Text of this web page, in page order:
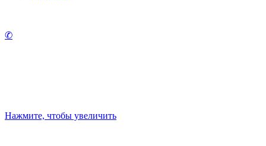
✆
Нажмите, чтобы увеличить